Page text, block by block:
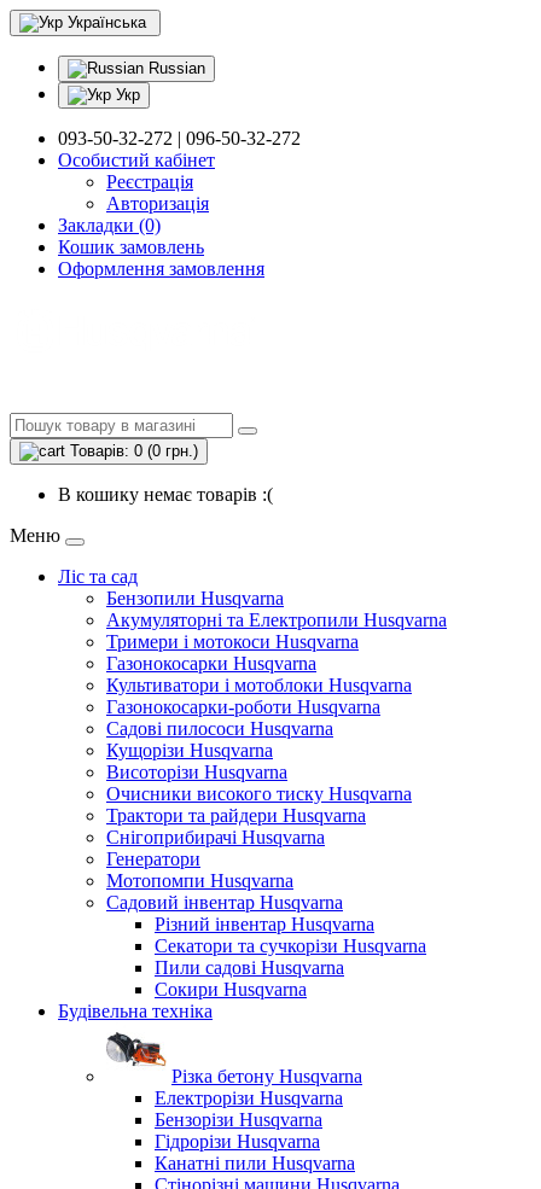
Українська
Russian
Укр
093-50-32-272 | 096-50-32-272
Особистий кабінет
Реєстрація
Авторизація
Закладки (0)
Кошик замовлень
Оформлення замовлення
Товарів: 0 (0 грн.)
В кошику немає товарів :(
Меню
Ліс та сад
Бензопили Husqvarna
Акумуляторні та Електропили Husqvarna
Тримери і мотокоси Husqvarna
Газонокосарки Husqvarna
Культиватори і мотоблоки Husqvarna
Газонокосарки-роботи Husqvarna
Садові пилососи Husqvarna
Кущорізи Husqvarna
Висоторізи Husqvarna
Очисники високого тиску Husqvarna
Трактори та райдери Husqvarna
Снігоприбирачі Husqvarna
Генератори
Мотопомпи Husqvarna
Садовий інвентар Husqvarna
Різний інвентар Husqvarna
Секатори та сучкорізи Husqvarna
Пили садові Husqvarna
Сокири Husqvarna
Будівельна техніка
Різка бетону Husqvarna
Електрорізи Husqvarna
Бензорізи Husqvarna
Гідрорізи Husqvarna
Канатні пили Husqvarna
Стінорізні машини Husqvarna